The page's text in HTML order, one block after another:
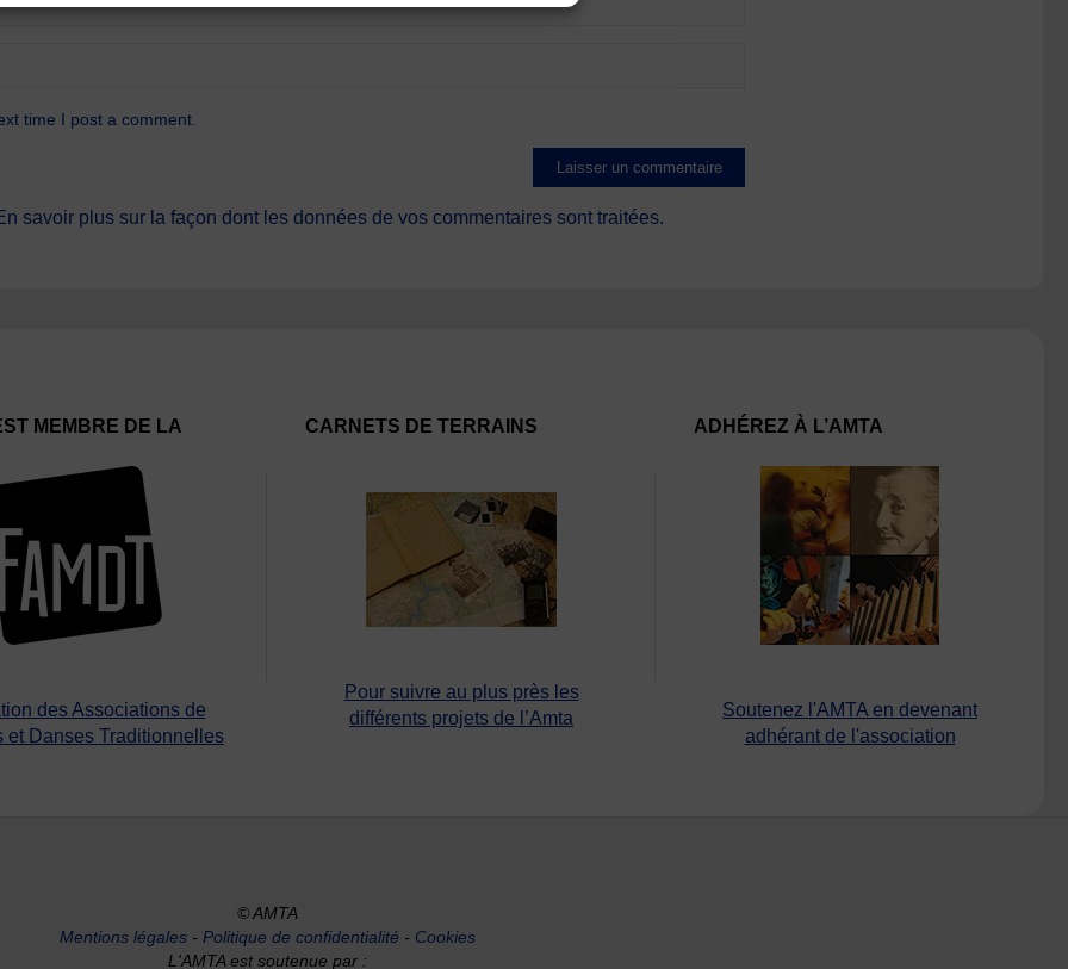
time I post a comment.
savoir plus sur la façon dont les données de vos commentaires sont traitées.
MEMBRE DE LA
des Associations de
et Danses Traditionnelles
CARNETS DE TERRAINS
Pour suivre au plus près les
différents projets de l’Amta
ADHÉREZ À L’AMTA
Soutenez l'AMTA en devenant
adhérant de l'association
© AMTA
Mentions légales- Politique de confidentialité - Cookies
L'AMTA est soutenue par :